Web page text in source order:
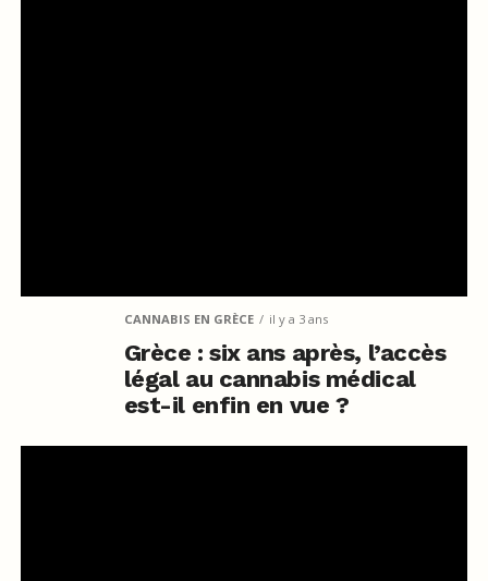
CANNABIS EN GRÈCE il y a 3 ans
Grèce : six ans après, l’accès
légal au cannabis médical
est-il enfin en vue ?